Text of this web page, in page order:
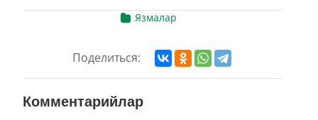
Язмалар
Поделиться:
Комментарийлар